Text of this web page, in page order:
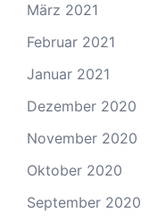
März 2021
Februar 2021
Januar 2021
Dezember 2020
November 2020
Oktober 2020
September 2020